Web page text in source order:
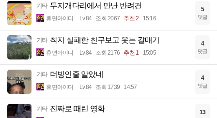
기타 무지개다리에서 만난 반려견
휴면아이디 Lv.84 조회 2067 추천 2 15:16
5
댓글
기타 착지 실패한 친구보고 웃는 갈매기
휴면아이디 Lv.84 조회 2176 추천 1 15:05
4
댓글
기타 더빙인줄 알았네
휴면아이디 Lv.84 조회 1739 14:57
4
댓글
기타 진짜로 때린 영화 13